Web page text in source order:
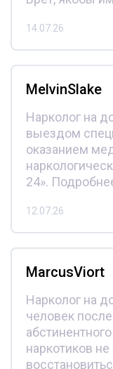
14.07.26
MelvinSlake
Нарколог на
выездом
оказанием
24».
12.07.26
MarcusViort
Нарколог на
человек
наркотиков